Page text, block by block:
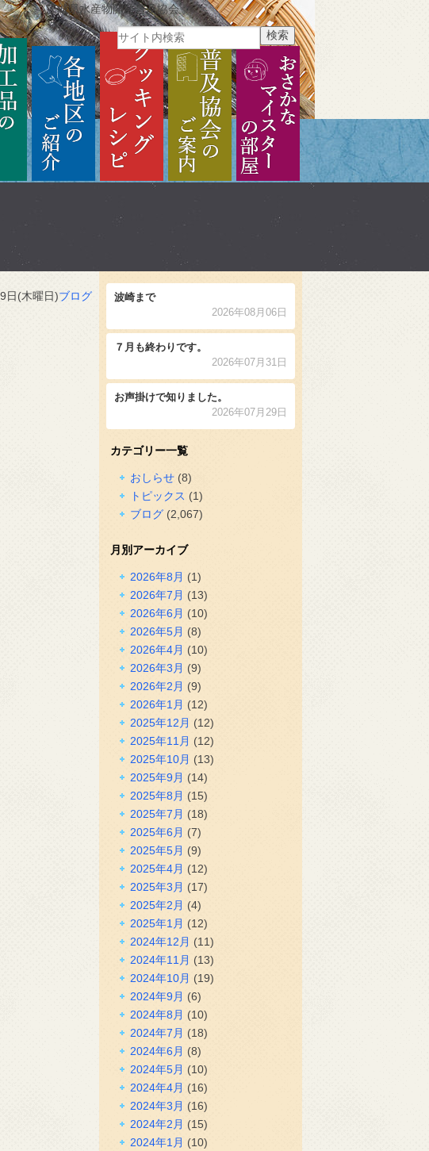
茨城県水産物開発普及協会
おさかなマイスターの部
普及協会のご案内
クッキングレシピ
各地区のご紹介
加工品のご紹介
日(木曜日)ブログ
波崎まで
2026年08月06日
７月も終わりです。
2026年07月31日
お声掛けで知りました。
2026年07月29日
カテゴリー一覧
おしらせ(8)
トピックス (1)
ブログ(2,067)
月別アーカイブ
2026年8月 (1)
2026年7月 (13)
2026年6月 (10)
2026年5月 (8)
2026年4月 (10)
2026年3月 (9)
2026年2月 (9)
2026年1月 (12)
2025年12月 (12)
2025年11月 (12)
2025年10月 (13)
2025年9月 (14)
2025年8月 (15)
2025年7月 (18)
2025年6月 (7)
2025年5月 (9)
2025年4月 (12)
2025年3月 (17)
2025年2月 (4)
2025年1月 (12)
2024年12月 (11)
2024年11月 (13)
2024年10月 (19)
2024年9月 (6)
2024年8月 (10)
2024年7月 (18)
2024年6月 (8)
2024年5月 (10)
2024年4月 (16)
2024年3月 (16)
2024年2月 (15)
2024年1月 (10)